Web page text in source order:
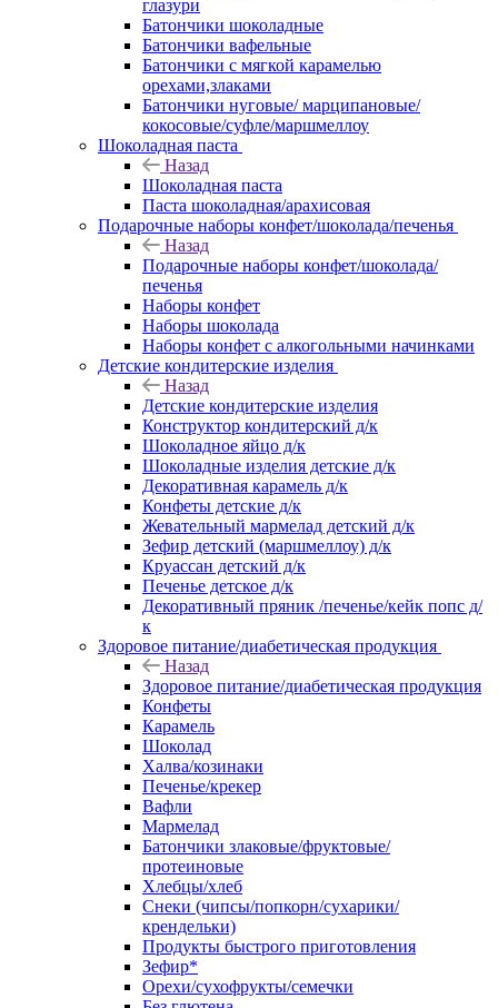
глазури
Батончики шоколадные
Батончики вафельные
Батончики с мягкой карамелью
орехами,злаками
Батончики нуговые/ марципановые/
кокосовые/суфле/маршмеллоу
Шоколадная паста
Назад
Шоколадная паста
Паста шоколадная/арахисовая
Подарочные наборы конфет/шоколада/печенья
Назад
Подарочные наборы конфет/шоколада/
печенья
Наборы конфет
Наборы шоколада
Наборы конфет с алкогольными начинками
Детские кондитерские изделия
Назад
Детские кондитерские изделия
Конструктор кондитерский д/к
Шоколадное яйцо д/к
Шоколадные изделия детские д/к
Декоративная карамель д/к
Конфеты детские д/к
Жевательный мармелад детский д/к
Зефир детский (маршмеллоу) д/к
Круассан детский д/к
Печенье детское д/к
Декоративный пряник /печенье/кейк попс д/
к
Здоровое питание/диабетическая продукция
Назад
Здоровое питание/диабетическая продукция
Конфеты
Карамель
Шоколад
Халва/козинаки
Печенье/крекер
Вафли
Мармелад
Батончики злаковые/фруктовые/
протеиновые
Хлебцы/хлеб
Снеки (чипсы/попкорн/сухарики/
крендельки)
Продукты быстрого приготовления
Зефир*
Орехи/сухофрукты/семечки